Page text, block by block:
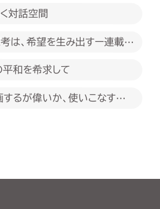
対話空間
、希望を生み出すー連載
和を希求して
るが偉いか、使いこなすが